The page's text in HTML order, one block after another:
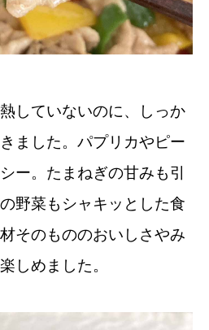
していないのに、しっか
ました。パプリカやピー
ー。たまねぎの甘みも引
野菜もシャキッとした食
そのもののおいしさやみ
しめました。